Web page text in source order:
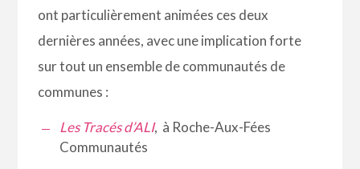
ont particulièrement animées ces deux
dernières années, avec une implication forte
sur tout un ensemble de communautés de
communes :
Les Tracés d’ALI, à Roche-Aux-Fées
Communautés